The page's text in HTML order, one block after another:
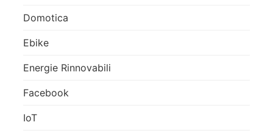
Domotica
Ebike
Energie Rinnovabili
Facebook
IoT